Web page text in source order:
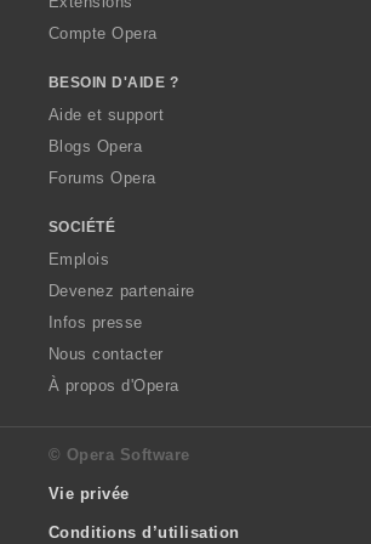
Compte Opera
BESOIN D'AIDE ?
Aide et support
Blogs Opera
Forums Opera
SOCIÉTÉ
Emplois
Devenez partenaire
Infos presse
Nous contacter
À propos d'Opera
© Opera Software
Vie privée
Conditions d’utilisation